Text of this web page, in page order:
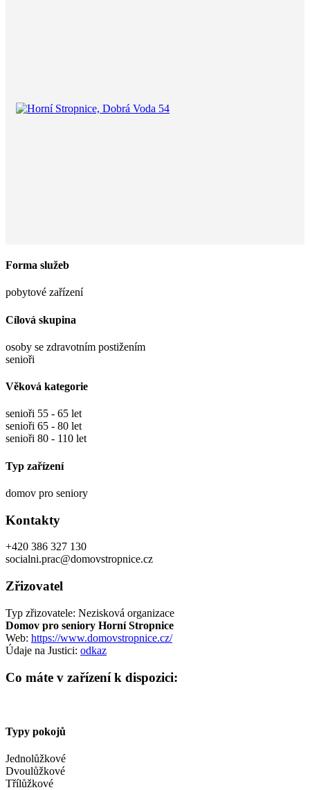
Forma služeb
pobytové zařízení
Cílová skupina
osoby se zdravotním postižením
senioři
Věková kategorie
senioři 55 - 65 let
senioři 65 - 80 let
senioři 80 - 110 let
Typ zařízení
domov pro seniory
Kontakty
+420 386 327 130
socialni.prac@domovstropnice.cz
Zřizovatel
Typ zřizovatele: Nezisková organizace
Domov pro seniory Horní Stropnice
Web: https://www.domovstropnice.cz/
Údaje na Justici: odkaz
Co máte v zařízení k dispozici:
Typy pokojů
Jednolůžkové
Dvoulůžkové
Třílůžkové